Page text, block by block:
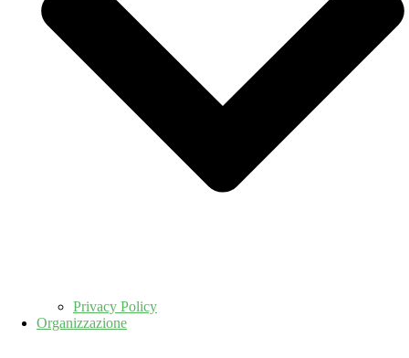
Privacy Policy
Organizzazione